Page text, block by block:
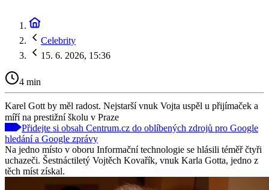
Celebrity
15. 6. 2026, 15:36
4 min
Karel Gott by měl radost. Nejstarší vnuk Vojta uspěl u přijímaček a
míří na prestižní školu v Praze
Přidejte si obsah Centrum.cz do oblíbených zdrojů pro Google
hledání a Google zprávy
Na jedno místo v oboru Informační technologie se hlásili téměř čtyři
uchazeči. Šestnáctiletý Vojtěch Kovařík, vnuk Karla Gotta, jedno z
těch míst získal.